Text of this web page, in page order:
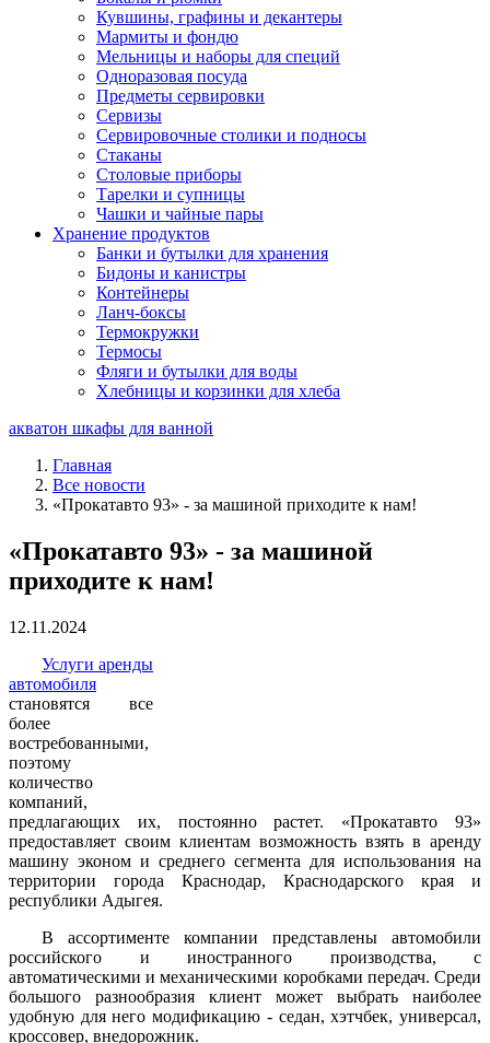
Кувшины, графины и декантеры
Мармиты и фондю
Мельницы и наборы для специй
Одноразовая посуда
Предметы сервировки
Сервизы
Сервировочные столики и подносы
Стаканы
Столовые приборы
Тарелки и супницы
Чашки и чайные пары
Хранение продуктов
Банки и бутылки для хранения
Бидоны и канистры
Контейнеры
Ланч-боксы
Термокружки
Термосы
Фляги и бутылки для воды
Хлебницы и корзинки для хлеба
акватон шкафы для ванной
Главная
Все новости
«Прокатавто 93» - за машиной приходите к нам!
«Прокатавто 93» - за машиной
приходите к нам!
12.11.2024
Услуги аренды
автомобиля
становятся все
более
востребованными,
поэтому
количество
компаний,
предлагающих их, постоянно растет. «Прокатавто 93»
предоставляет своим клиентам возможность взять в аренду
машину эконом и среднего сегмента для использования на
территории города Краснодар, Краснодарского края и
республики Адыгея.
В ассортименте компании представлены автомобили
российского и иностранного производства, с
автоматическими и механическими коробками передач. Среди
большого разнообразия клиент может выбрать наиболее
удобную для него модификацию - седан, хэтчбек, универсал,
кроссовер, внедорожник.